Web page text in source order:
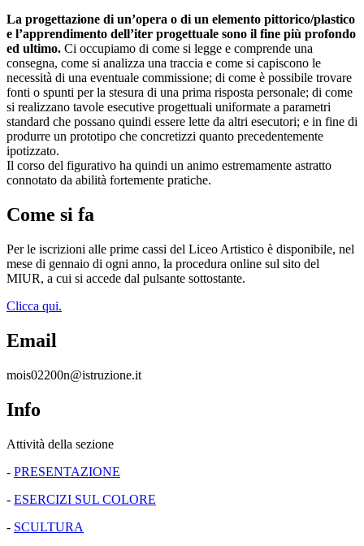
La progettazione di un’opera o di un elemento pittorico/plastico
e l’apprendimento dell’iter progettuale sono il fine più profondo
ed ultimo. Ci occupiamo di come si legge e comprende una
consegna, come si analizza una traccia e come si capiscono le
necessità di una eventuale commissione; di come è possibile trovare
fonti o spunti per la stesura di una prima risposta personale; di come
si realizzano tavole esecutive progettuali uniformate a parametri
standard che possano quindi essere lette da altri esecutori; e in fine di
produrre un prototipo che concretizzi quanto precedentemente
ipotizzato.
Il corso del figurativo ha quindi un animo estremamente astratto
connotato da abilità fortemente pratiche.
Come si fa
Per le iscrizioni alle prime cassi del Liceo Artistico è disponibile, nel
mese di gennaio di ogni anno, la procedura online sul sito del
MIUR, a cui si accede dal pulsante sottostante.
Clicca qui.
Email
mois02200n@istruzione.it
Info
Attività della sezione
- PRESENTAZIONE
- ESERCIZI SUL COLORE
- SCULTURA